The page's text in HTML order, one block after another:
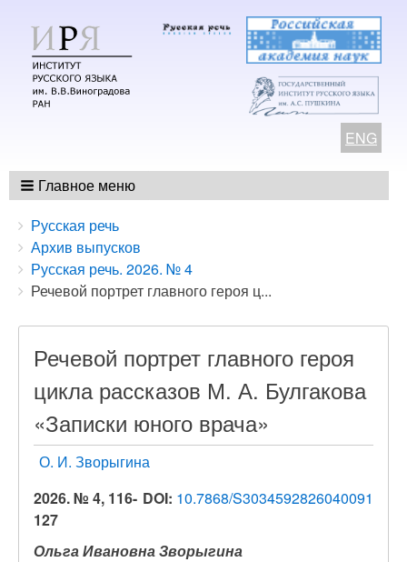
ENG
Главное меню
Breadcrumbs
You
are
here:
Русская речь
Архив выпусков
Русская речь. 2026. № 4
Речевой портрет главного героя ц...
Речевой портрет главного героя
цикла рассказов М. А. Булгакова
«Записки юного врача»
О. И. Зворыгина
DOI: 10.7868/S3034592826040091
2026. № 4, 116-
127
Ольга Ивановна Зворыгина